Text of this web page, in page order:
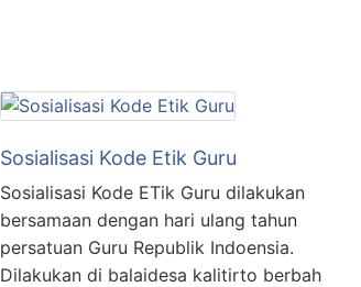
Sosialisasi Kode Etik Guru
Sosialisasi Kode ETik Guru dilakukan
bersamaan dengan hari ulang tahun
persatuan Guru Republik Indoensia.
Dilakukan di balaidesa kalitirto berbah